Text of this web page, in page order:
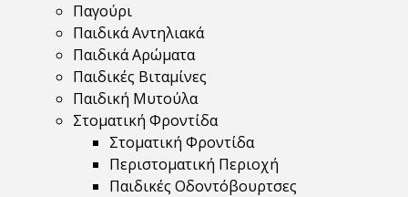
Παγούρι
Παιδικά Αντηλιακά
Παιδικά Αρώματα
Παιδικές Βιταμίνες
Παιδική Μυτούλα
Στοματική Φροντίδα
Στοματική Φροντίδα
Περιστοματική Περιοχή
Παιδικές Οδοντόβουρτσες